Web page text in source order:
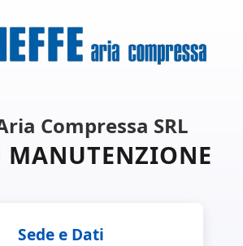
Compressa SRL
MANUTENZIONE
Sede e Dati